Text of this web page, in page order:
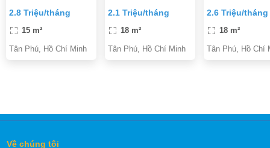
Tân Phú
2.8 Triệu/tháng
15 m²
Tân Phú, Hồ Chí Minh
Huit & Aeon 10p , giá
rẻ
2.1 Triệu/tháng
18 m²
Tân Phú, Hồ Chí Minh
Lang
2.6 Triệu/tháng
18 m²
Tân Phú, Hồ Chí
Về chúng tôi